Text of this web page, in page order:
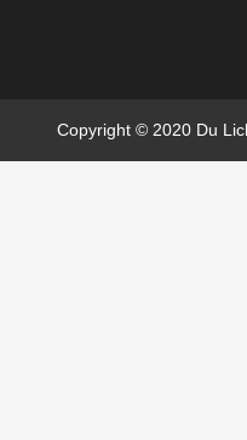
Copyright © 2020 Du